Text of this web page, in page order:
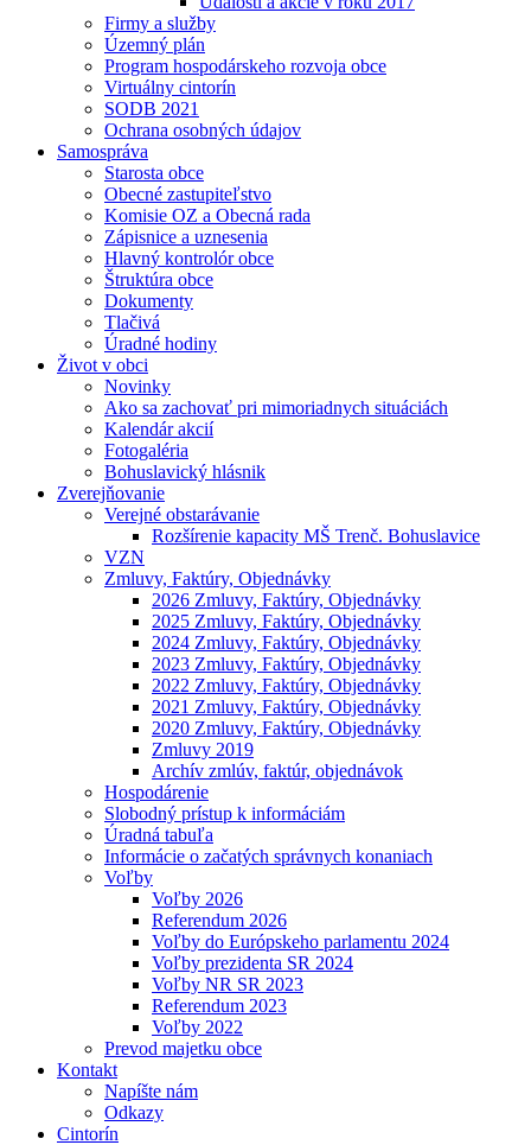
Firmy a služby
Územný plán
Program hospodárskeho rozvoja obce
Virtuálny cintorín
SODB 2021
Ochrana osobných údajov
Samospráva
Starosta obce
Obecné zastupiteľstvo
Komisie OZ a Obecná rada
Zápisnice a uznesenia
Hlavný kontrolór obce
Štruktúra obce
Dokumenty
Tlačivá
Úradné hodiny
Život v obci
Novinky
Ako sa zachovať pri mimoriadnych situáciách
Kalendár akcií
Fotogaléria
Bohuslavický hlásnik
Zverejňovanie
Verejné obstarávanie
Rozšírenie kapacity MŠ Trenč. Bohuslavice
VZN
Zmluvy, Faktúry, Objednávky
2026 Zmluvy, Faktúry, Objednávky
2025 Zmluvy, Faktúry, Objednávky
2024 Zmluvy, Faktúry, Objednávky
2023 Zmluvy, Faktúry, Objednávky
2022 Zmluvy, Faktúry, Objednávky
2021 Zmluvy, Faktúry, Objednávky
2020 Zmluvy, Faktúry, Objednávky
Zmluvy 2019
Archív zmlúv, faktúr, objednávok
Hospodárenie
Slobodný prístup k informáciám
Úradná tabuľa
Informácie o začatých správnych konaniach
Voľby
Voľby 2026
Referendum 2026
Voľby do Európskeho parlamentu 2024
Voľby prezidenta SR 2024
Voľby NR SR 2023
Referendum 2023
Voľby 2022
Prevod majetku obce
Kontakt
Napíšte nám
Odkazy
Cintorín